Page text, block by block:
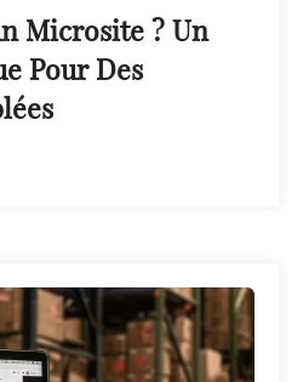
Microsite ? Un
Pour Des